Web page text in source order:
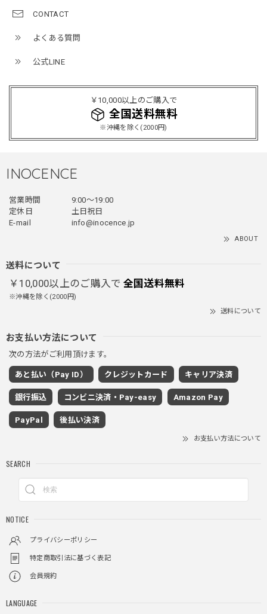
CONTACT
よくある質問
公式LINE
￥10,000以上のご購入で
全国送料無料
※沖縄を除く(2000円)
レッドめちゃくちゃカッコイイし可愛いです！こういうのっ
てあまり他のお店で売ってないようなデザインだと思うので
買って良かったです！！ただ写真の通り袖の方が明らかに長
ブラック/L
2025/12/24
首しまる！ってなるから全部は閉めずに使うかも。 チャッ
2025/11/28
グレー/M
2025/11/28
着心地もいいしカジュアル味が出ていい
クロスチャーム ビーズウォレットチェーン / CROSS CHARM BEADS WALLET CHAIN
しっかりと重さがあるので安っぽくなく値段に見合ったクオ
リティ
INOCENCE
営業時間
9:00〜19:00
定休日
土日祝日
E-mail
info@inocence.jp
ABOUT
送料について
￥10,000以上のご購入で 全国送料無料
※沖縄を除く(2000円)
送料について
お支払い方法について
次の方法がご利用頂けます。
あと払い（Pay ID） クレジットカード キャリア決済
銀行振込 コンビニ決済・Pay-easy Amazon Pay
PayPal 後払い決済
お支払い方法について
SEARCH
NOTICE
プライバシーポリシー
特定商取引法に基づく表記
会員規約
LANGUAGE